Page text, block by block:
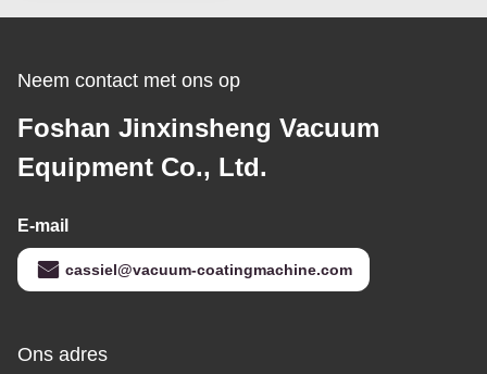
Neem contact met ons op
Foshan Jinxinsheng Vacuum
Equipment Co., Ltd.
E-mail
cassiel@vacuum-coatingmachine.com
Ons adres